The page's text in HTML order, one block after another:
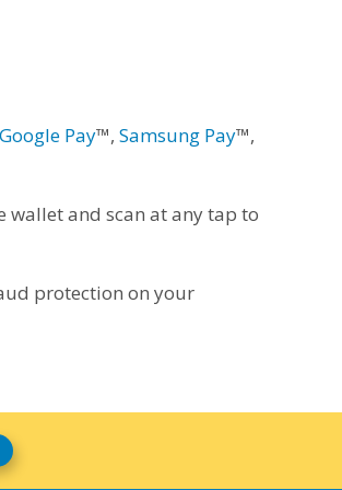
Google Pay™, Samsung Pay™,
wallet and scan at any tap to
protection on your